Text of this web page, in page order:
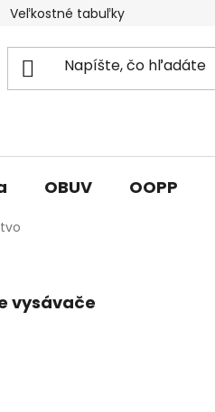
Veľkostné tabuľky
OBUV OOPP
vysávače